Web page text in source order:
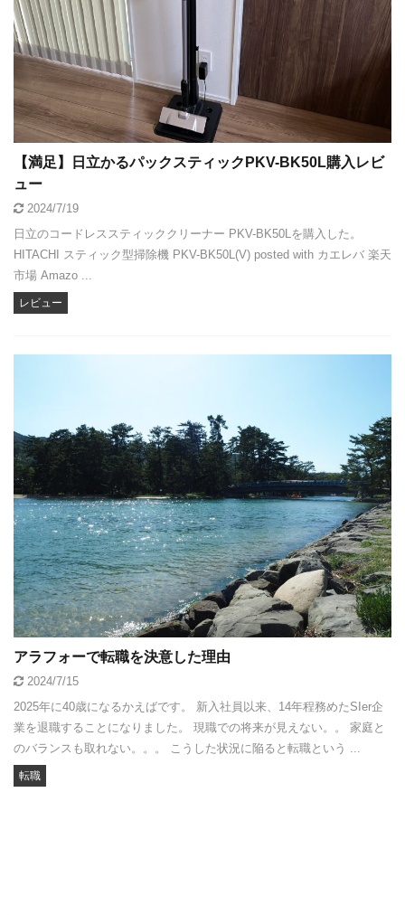
【満足】日立かるパックスティックPKV-BK50L購入レビ
ュー
2024/7/19
日立のコードレススティッククリーナー PKV-BK50Lを購入した。
HITACHI スティック型掃除機 PKV-BK50L(V) posted with カエレバ 楽天
市場 Amazo ...
レビュー
アラフォーで転職を決意した理由
2024/7/15
2025年に40歳になるかえばです。 新入社員以来、14年程務めたSIer企
業を退職することになりました。 現職での将来が見えない。。 家庭と
のバランスも取れない。。。 こうした状況に陥ると転職という ...
転職